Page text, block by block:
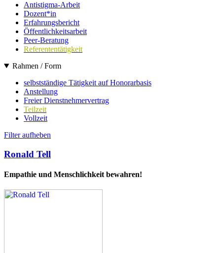
Antistigma-Arbeit
Dozent*in
Erfahrungsbericht
Öffentlichkeitsarbeit
Peer-Beratung
Referententätigkeit
Rahmen / Form
selbstständige Tätigkeit auf Honorarbasis
Anstellung
Freier Dienstnehmervertrag
Teilzeit
Vollzeit
Filter aufheben
Ronald Tell
Empathie und Menschlichkeit bewahren!